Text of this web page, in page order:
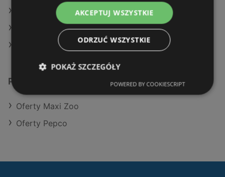
Aktualne gazetki Pepco
Aktualne gazetki Maxi Zoo
Sklepy TEDi w Międzyzdroje
Podobne sklepy detaliczne
Oferty Maxi Zoo
Oferty Pepco
AKCEPTUJ WSZYSTKIE
ODRZUĆ WSZYSTKIE
POKAŻ SZCZEGÓŁY
POWERED BY COOKIESCRIPT